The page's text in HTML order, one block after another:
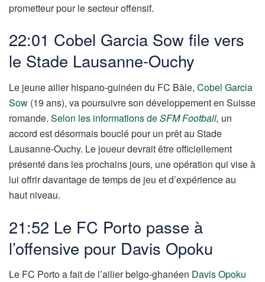
prometteur pour le secteur offensif.
22:01 Cobel Garcia Sow file vers
le Stade Lausanne-Ouchy
Le jeune ailier hispano-guinéen du FC Bâle, Cobel Garcia
Sow (19 ans), va poursuivre son développement en Suisse
romande. Selon les informations deSFM Football, un
accord est désormais bouclé pour un prêt au Stade
Lausanne-Ouchy. Le joueur devrait être officiellement
présenté dans les prochains jours, une opération qui vise à
lui offrir davantage de temps de jeu et d’expérience au
haut niveau.
21:52 Le FC Porto passe à
l’offensive pour Davis Opoku
Le FC Porto a fait de l’ailier belgo-ghanéen Davis Opoku